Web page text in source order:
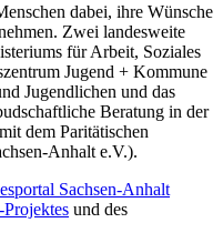
dabei, ihre Wünsche
Zwei landesweite
für Arbeit, Soziales
Jugend + Kommune
Jugendlichen und das
Beratung in der
dem Paritätischen
Anhalt e.V.).
Sachsen-Anhalt
und des